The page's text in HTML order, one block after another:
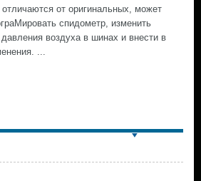
от оригинальных, может
спидометр, изменить
воздуха в шинах и внести в
...